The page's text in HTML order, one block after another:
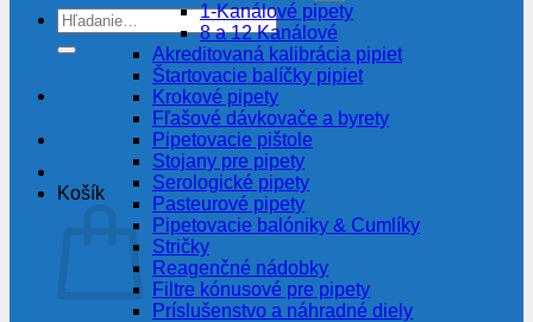
Hľadať:
Košík
1-Kanálové pipety
8 a 12 Kanálové
Akreditovaná kalibrácia pipiet
Štartovacie balíčky pipiet
Krokové pipety
Fľašové dávkovače a byrety
Pipetovacie pištole
Stojany pre pipety
Serologické pipety
Pasteurové pipety
Pipetovacie balóniky & Cumlíky
Stričky
Reagenčné nádobky
Filtre kónusové pre pipety
Príslušenstvo a náhradné diely